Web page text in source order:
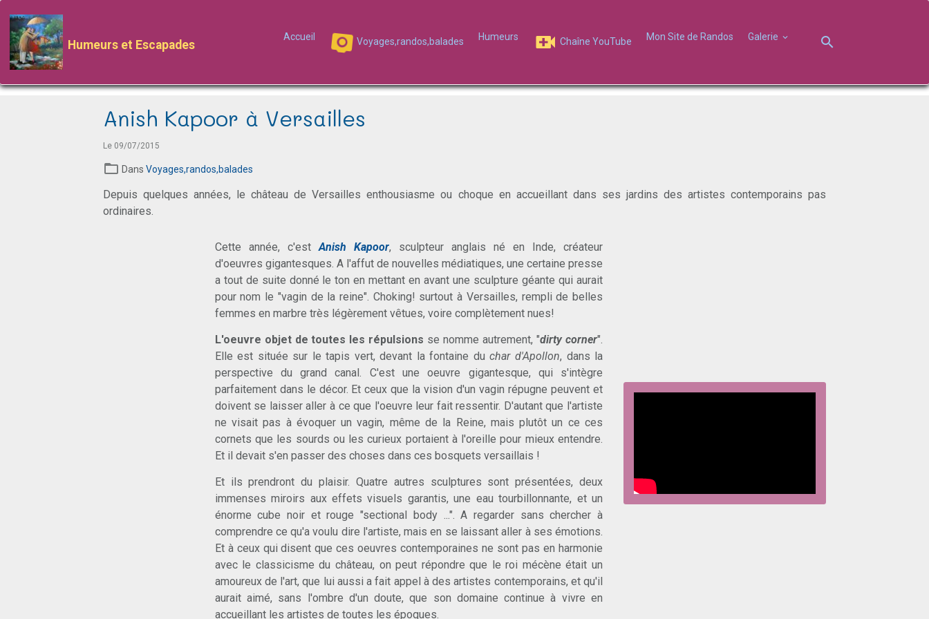
Humeurs et Escapades
Accueil Voyages,randos,balades Humeurs Chaîne YouTube Mon Site de Randos Galerie
Anish Kapoor à Versailles
Le 09/07/2015
DansVoyages,randos,balades
Depuis quelques années, le château de Versailles enthousiasme ou choque en accueillant dans ses jardins des artistes contemporains pas
ordinaires.
Cette année, c'estAnish Kapoor, sculpteur anglais né en Inde, créateur
d'oeuvres gigantesques. A l'affut de nouvelles médiatiques, une certaine presse
a tout de suite donné le ton en mettant en avant une sculpture géante qui aurait
pour nom le "vagin de la reine". Choking! surtout à Versailles, rempli de belles
femmes en marbre très légèrement vêtues, voire complètement nues!
L'oeuvre objet de toutes les répulsions se nomme autrement, "dirty corner".
Elle est située sur le tapis vert, devant la fontaine duchar d'Apollon, dans la
perspective du grand canal. C'est une oeuvre gigantesque, qui s'intègre
parfaitement dans le décor. Et ceux que la vision d'un vagin répugne peuvent et
doivent se laisser aller à ce que l'oeuvre leur fait ressentir. D'autant que l'artiste
ne visait pas à évoquer un vagin, même de la Reine, mais plutôt un ce ces
cornets que les sourds ou les curieux portaient à l'oreille pour mieux entendre.
Et il devait s'en passer des choses dans ces bosquets versaillais !
Et ils prendront du plaisir. Quatre autres sculptures sont présentées, deux
immenses miroirs aux effets visuels garantis, une eau tourbillonnante, et un
énorme cube noir et rouge "sectional body ...". A regarder sans chercher à
comprendre ce qu'a voulu dire l'artiste, mais en se laissant aller à ses émotions.
Et à ceux qui disent que ces oeuvres contemporaines ne sont pas en harmonie
avec le classicisme du château, on peut répondre que le roi mécène était un
amoureux de l'art, que lui aussi a fait appel à des artistes contemporains, et qu'il
aurait aimé, sans l'ombre d'un doute, que son domaine continue à vivre en
accueillant les artistes de toutes les époques.